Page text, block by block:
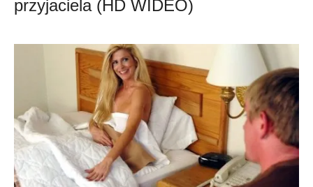
przyjaciela (HD WIDEO)